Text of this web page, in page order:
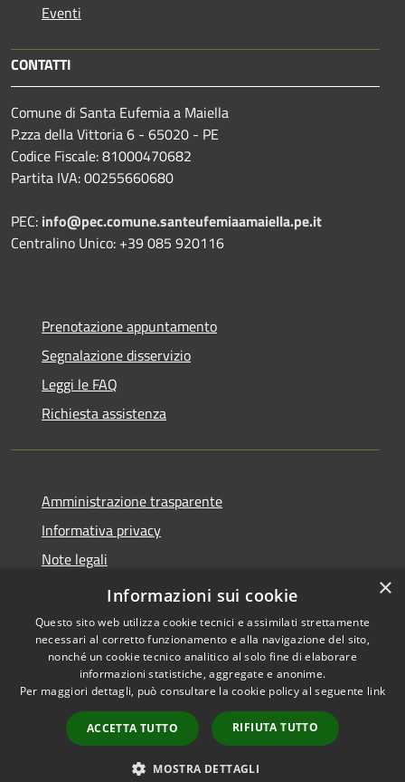
Eventi
CONTATTI
Comune di Santa Eufemia a Maiella
P.zza della Vittoria 6 - 65020 - PE
Codice Fiscale: 81000470682
Partita IVA: 00255660680
PEC: info@pec.comune.santeufemiaamaiella.pe.it
Centralino Unico: +39 085 920116
Prenotazione appuntamento
Segnalazione disservizio
Leggi le FAQ
Richiesta assistenza
Amministrazione trasparente
Informativa privacy
Note legali
Dichiarazione di accessibilità
Accessibilità
Copyright © 2026 • Comune di
Sant'Eufemia a Maiella •
Powered byMunicipium
Accesso redazione
×
Informazioni sui cookie
Questo sito web utilizza cookie tecnici e assimilati strettamente
necessari al corretto funzionamento e alla navigazione del sito,
nonché un cookie tecnico analitico al solo fine di elaborare
informazioni statistiche, aggregate e anonime.
Per maggiori dettagli, può consultare la cookie policy al seguente link
ACCETTA TUTTO RIFIUTA TUTTO
MOSTRA DETTAGLI